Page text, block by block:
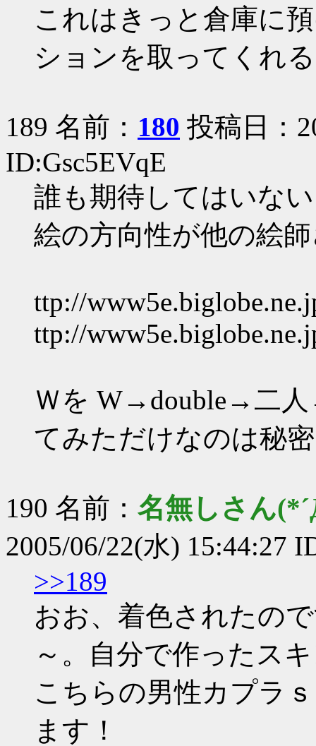
これはきっと倉庫に
ションを取ってくれ
189 名前： 180 投稿日：
ID:Gsc5EVqE
誰も期待してはいな
絵の方向性が他の絵
ttp://
ttp://
Ｗを W→double→二
てみただけなのは秘
190 名前： 名無しさん
2005/06/22(水) 15:44:27
>>189
おお、着色されたの
～。自分で作ったス
こちらの男性カプラ
ます！